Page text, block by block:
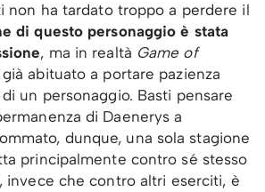
non ha tardato troppo a perdere il
di questo personaggio è stata
, ma in realtà Game of
abituato a portare pazienza
un personaggio. Basti pensare
di Daenerys a
dunque, una sola stagione
principalmente contro sé stesso
invece che contro altri eserciti, è